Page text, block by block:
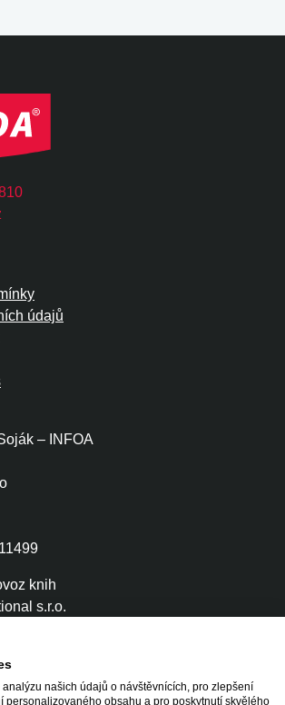
– INFOA
knih
s.r.o.
údajů
analýzu našich údajů o návštěvnících, pro zlepšení
personalizovaného obsahu a pro poskytnutí skvělého